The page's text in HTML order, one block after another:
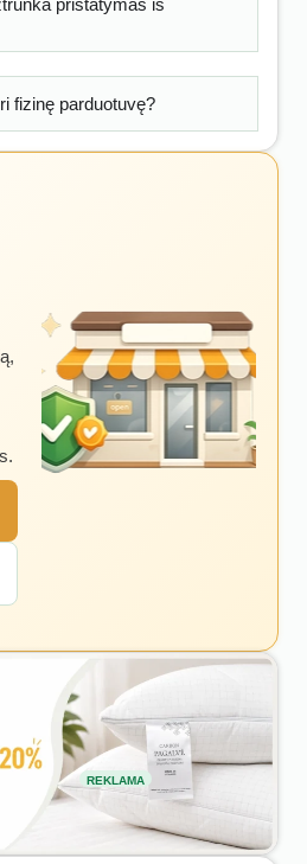
pristatymas iš
fizinę parduotuvę?
REKLAMA